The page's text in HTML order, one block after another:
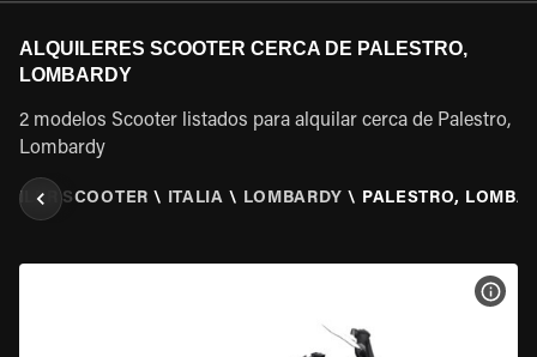
ALQUILERES SCOOTER CERCA DE PALESTRO,
LOMBARDY
2 modelos Scooter listados para alquilar cerca de Palestro,
Lombardy
SCOOTER \ ITALIA \ LOMBARDY \ PALESTRO,
VER